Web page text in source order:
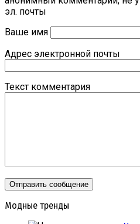
эл. почты
Ваше имя
Адрес электронной почты
Текст комментария
Модные тренды